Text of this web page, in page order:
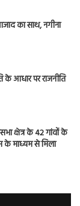
का साथ, नगीना
आधार पर राजनीति
क्षेत्र के 42 गांवों के
के माध्यम से मिला